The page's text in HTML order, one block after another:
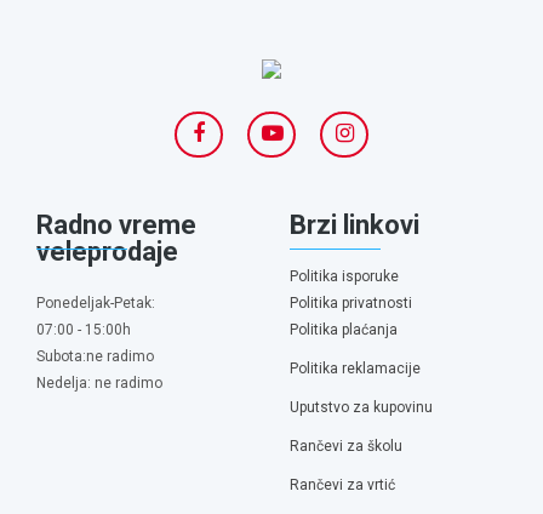
Radno vreme
veleprodaje
Ponedeljak-Petak:
07:00 - 15:00h
Subota:ne radimo
Nedelja: ne radimo
Brzi linkovi
Politika isporuke
Politika privatnosti
Politika plaćanja
Politika reklamacije
Uputstvo za kupovinu
Rančevi za školu
Rančevi za vrtić